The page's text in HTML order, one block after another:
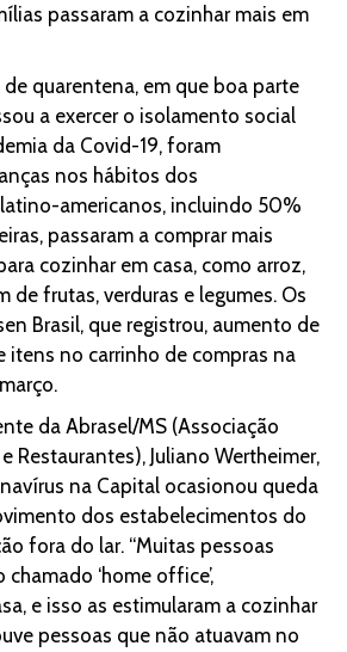
passaram a cozinhar mais em
quarentena, em que boa parte
a exercer o isolamento social
da Covid-19, foram
nos hábitos dos
americanos, incluindo 50%
passaram a comprar mais
cozinhar em casa, como arroz,
de frutas, verduras e legumes. Os
Brasil, que registrou, aumento de
itens no carrinho de compras na
da Abrasel/MS (Associação
Restaurantes), Juliano Wertheimer,
na Capital ocasionou queda
dos estabelecimentos do
fora do lar. “Muitas pessoas
‘home office’,
e isso as estimularam a cozinhar
pessoas que não atuavam no